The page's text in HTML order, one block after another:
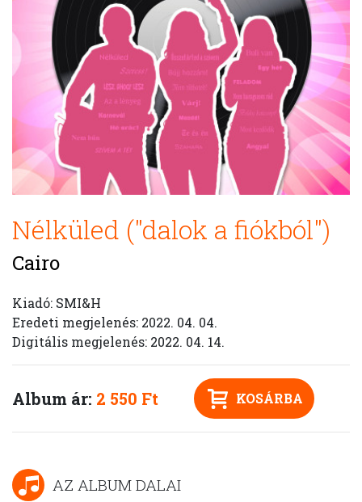
Nélküled ("dalok a fiókból")
Cairo
Kiadó: SMI&H
Eredeti megjelenés: 2022. 04. 04.
Digitális megjelenés: 2022. 04. 14.
Album ár: 2 550 Ft KOSÁRBA
AZ ALBUM DALAI